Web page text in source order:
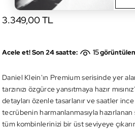
3.349,00 TL
Acele et! Son 24 saatte: 15
Daniel Klein'ın Premium serisinde yer
tarzınızı özgürce yansıtmaya hazır
detayları özenle tasarlanır ve saatler
tecrübenin harmanlanmasıyla
tüm kombinlerinizi bir üst seviyeye